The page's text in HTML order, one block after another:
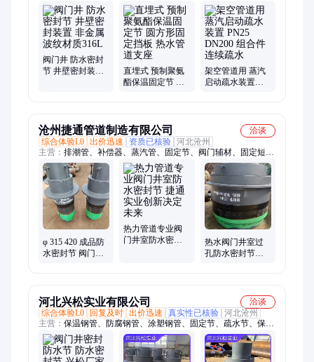
钢套钢疏水节、聚氨酯直埋保温管、聚氨酯预制直埋保温管、架
空疏水装置、钢套钢固定支架、钢套钢出地弯头
阀门井 防水密封
节 井壁密封装置
直埋式 预制聚氨
酯保温固定节 圆
架空管道用 蒸汽
启动疏水装置
沧州捷通管道制造有限公司
洽谈
综合体验L0 出价迅速 资质已核验 河北沧州
主营： 排潮管、补偿器、蒸汽管、固定节、阀门辅材、固定短
节、防雨帽、预制管、保温管、无热桥、输送管、疏水管、针刺
毯、钢套钢、排潮装置、泡沫塑料、捷通管道、拖拉管道、保温
钢管、埋地弯头、疏水装置、热水管道、管道顶管、架空管道、
地埋管道
φ 315 420 成品防
水密封节 阀门井
热力管道专业阀
门井室防水密封
热水阀门井室过
孔防水密封节成
河北兴松实业有限公司
洽谈
综合体验L0
回复及时 出价迅速 真实性已核验 河北沧州
主营： 保温钢管、防腐钢管、涂塑钢管、固定节、疏水节、保温
管件、管托、螺旋钢管、补偿器、直埋补偿器、钢套钢保温钢
管、波纹补偿器、保温伸缩器、预制聚氨酯直埋保温管、排水涂